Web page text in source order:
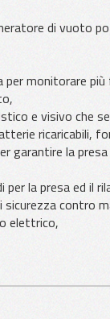
di vuoto
monitorare
e visivo che
ricaricabili,
garantire la
la presa ed il
contro
elettrico,